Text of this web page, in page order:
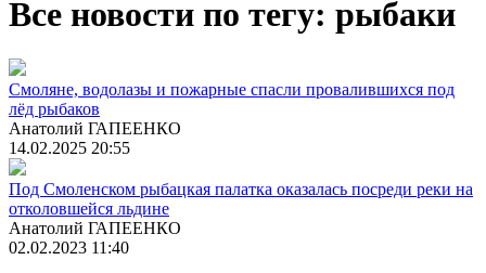
Все новости по тегу: рыбаки
Смоляне, водолазы и пожарные спасли провалившихся под
лёд рыбаков
Анатолий ГАПЕЕНКО
14.02.2025 20:55
Под Смоленском рыбацкая палатка оказалась посреди реки на
отколовшейся льдине
Анатолий ГАПЕЕНКО
02.02.2023 11:40